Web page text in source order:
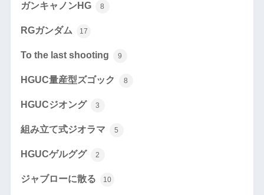
ガンキャノンHG 8
RGガンダム 17
To the last shooting 9
HGUC量産型ズゴック 8
HGUCジオング 3
組み立て式ジオラマ 5
HGUCゲルググ 2
ジャブローに散る 10